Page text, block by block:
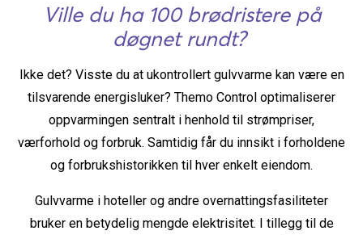
Ville du ha 100 brødristere på
døgnet rundt?
Ikke det? Visste du at ukontrollert gulvvarme kan være en
tilsvarende energisluker? Themo Control optimaliserer
oppvarmingen sentralt i henhold til strømpriser,
værforhold og forbruk. Samtidig får du innsikt i forholdene
og forbrukshistorikken til hver enkelt eiendom.
Gulvvarme i hoteller og andre overnattingsfasiliteter
bruker en betydelig mengde elektrisitet. I tillegg til de